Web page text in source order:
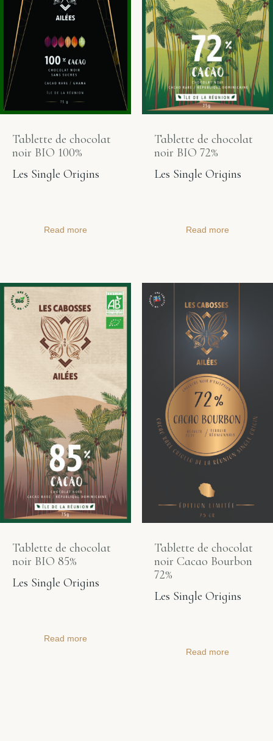
Tablette de chocolat
noir BIO 100%
Les Single Origins
Read more
Tablette de chocolat
noir BIO 72%
Les Single Origins
Read more
Tablette de chocolat
noir BIO 85%
Les Single Origins
Read more
Tablette de chocolat
noir Cacao Bourbon
72%
Les Single Origins
Read more